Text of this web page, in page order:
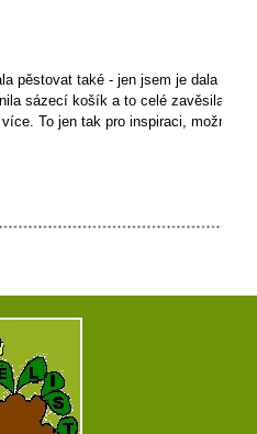
pěstovat také - jen jsem je dala do
sázecí košík a to celé zavěsila na
To jen tak pro inspiraci, možností